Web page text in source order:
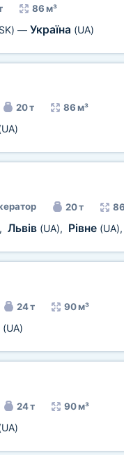
86 м³
— Україна (UA)
20 т 86 м³
20 т
, Львів (UA), Рівне (UA)
24 т 90 м³
(UA)
24 т 90 м³